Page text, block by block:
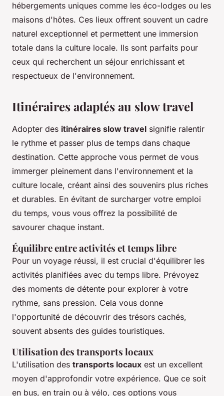
hébergements uniques comme les éco-lodges ou les
maisons d'hôtes. Ces lieux offrent souvent un cadre
naturel exceptionnel et permettent une immersion
totale dans la culture locale. Ils sont parfaits pour
ceux qui recherchent un séjour enrichissant et
respectueux de l'environnement.
Itinéraires adaptés au slow travel
Adopter des itinéraires slow travel signifie ralentir
le rythme et passer plus de temps dans chaque
destination. Cette approche vous permet de vous
immerger pleinement dans l'environnement et la
culture locale, créant ainsi des souvenirs plus riches
et durables. En évitant de surcharger votre emploi
du temps, vous vous offrez la possibilité de
savourer chaque instant.
Équilibre entre activités et temps libre
Pour un voyage réussi, il est crucial d'équilibrer les
activités planifiées avec du temps libre. Prévoyez
des moments de détente pour explorer à votre
rythme, sans pression. Cela vous donne
l'opportunité de découvrir des trésors cachés,
souvent absents des guides touristiques.
Utilisation des transports locaux
L'utilisation des transports locaux est un excellent
moyen d'approfondir votre expérience. Que ce soit
en bus, en train ou à vélo, ces options vous